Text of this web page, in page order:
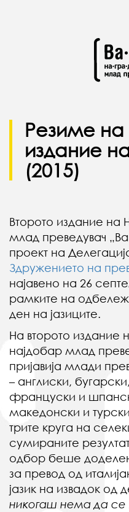
Резиме на
издание
(2015)
Второто издание на
млад преведувач
проект на
Здружението на
најавено на 26
рамките на
ден на јазиците.
На второто издание
најдобар млад
пријавија млади
– англиски,
француски и
македонски и
трите круга на
сумираните
одбор беше
за превод од
јазик на извадок од
никогаш нема да